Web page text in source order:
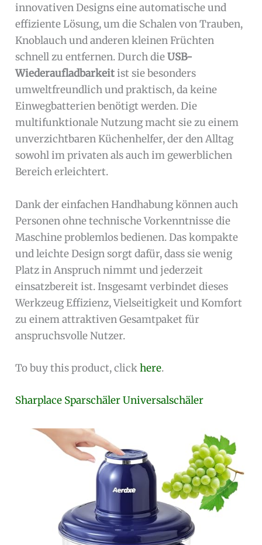
innovativen Designs eine automatische und
effiziente Lösung, um die Schalen von Trauben,
Knoblauch und anderen kleinen Früchten
schnell zu entfernen. Durch dieUSB-
Wiederaufladbarkeitist sie besonders
umweltfreundlich und praktisch, da keine
Einwegbatterien benötigt werden. Die
multifunktionale Nutzung macht sie zu einem
unverzichtbaren Küchenhelfer, der den Alltag
sowohl im privaten als auch im gewerblichen
Bereich erleichtert.
Dank der einfachen Handhabung können auch
Personen ohne technische Vorkenntnisse die
Maschine problemlos bedienen. Das kompakte
und leichte Design sorgt dafür, dass sie wenig
Platz in Anspruch nimmt und jederzeit
einsatzbereit ist. Insgesamt verbindet dieses
Werkzeug Effizienz, Vielseitigkeit und Komfort
zu einem attraktiven Gesamtpaket für
anspruchsvolle Nutzer.
To buy this product, clickhere.
Sharplace Sparschäler Universalschäler